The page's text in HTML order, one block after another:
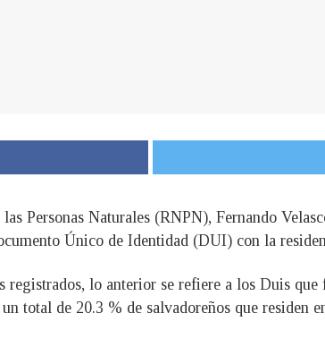
Personas Naturales (RNPN), Fernando
Único de Identidad (DUI) con la
registrados, lo anterior se refiere a los Duis
total de 20.3 % de salvadoreños que residen